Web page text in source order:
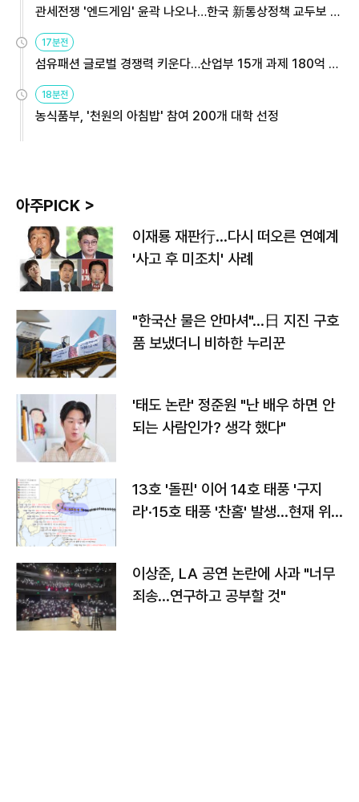
관세전쟁 '엔드게임' 윤곽 나오나…한국 新통상정책 교두보 활
17분전
섬유패션 글로벌 경쟁력 키운다…산업부 15개 과제 180억 지
18분전
농식품부, '천원의 아침밥' 참여 200개 대학 선정
아주PICK >
이재룡 재판行…다시 떠오른 연예계
'사고 후 미조치' 사례
"한국산 물은 안마셔"…日 지진 구호
품 보냈더니 비하한 누리꾼
'태도 논란' 정준원 "난 배우 하면 안
되는 사람인가? 생각 했다"
13호 '돌핀' 이어 14호 태풍 '구지
라'·15호 태풍 '찬홈' 발생…현재 위
이상준, LA 공연 논란에 사과 "너무
죄송…연구하고 공부할 것"